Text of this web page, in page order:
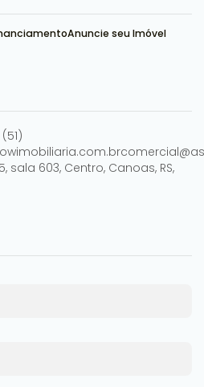
Anuncie seu Imóvel
(51)
, sala 603, Centro, Canoas, RS,